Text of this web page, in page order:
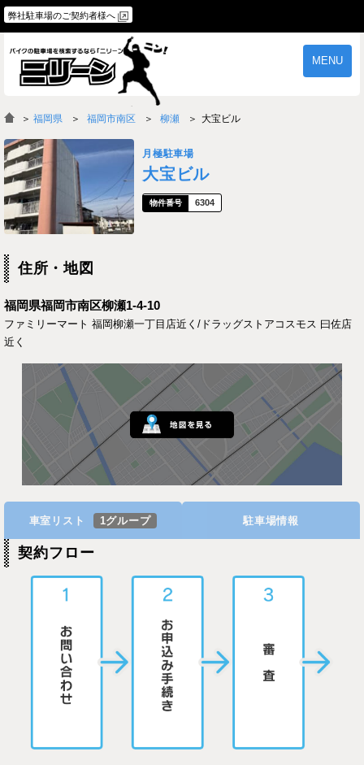
弊社駐車場のご契約者様へ
MENU
物件一覧
よくあるご質問
＞ 福岡県 福岡市南区 柳瀬 大宝ビル
月極駐車場
大宝ビル
6304
住所・地図
福岡県福岡市南区柳瀬1-4-10
ファミリーマート 福岡柳瀬一丁目店近く/ドラッグストアコスモス 曰佐店
近く
車室リスト 1グループ 駐車場情報
契約フロー